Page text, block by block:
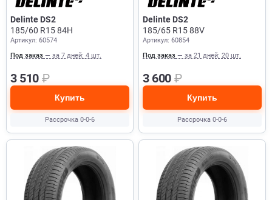
Delinte DS2
185/60 R15 84H
Артикул: 60574
Под заказ — за 7 дней: 4 шт.
3 510 ₽
Купить
Рассрочка 0-0-6
Delinte DS2
185/65 R15 88V
Артикул: 60854
Под заказ — за 21 дней: 20 шт.
3 600 ₽
Купить
Рассрочка 0-0-6